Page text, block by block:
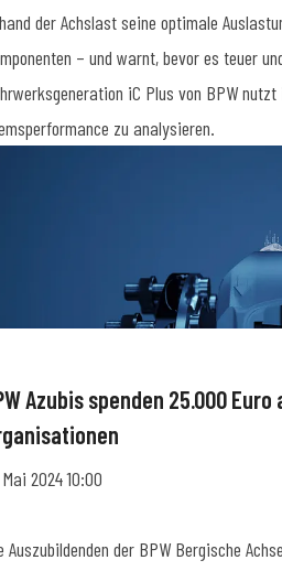
der Achslast seine optimale
– und warnt, bevor es teuer
iC Plus von BPW
zu analysieren.
Azubis spenden 25.000
Mai 2024 10:00
Auszubildenden der BPW Bergische